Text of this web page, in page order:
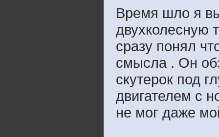
Время шло я
двухколесную
сразу понял
смысла . Он
скутерок под
двигателем с
не мог даже